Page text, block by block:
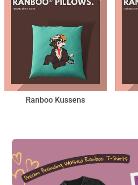
Ranboo Kussens